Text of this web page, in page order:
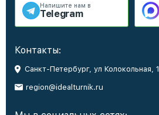
Напишите нам в
Telegram
Контакты:
Санкт-Петербург, ул Колокольная, 1
region@idealturnik.ru